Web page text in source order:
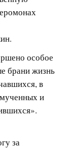
особое
брани жизнь
в
и
за